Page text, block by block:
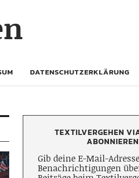
DATENSCHUTZERKLÄRUNG
TEXTILVERGEHEN
ABONNIEREN
Gib deine E-Mail-
Benachrichtigungen